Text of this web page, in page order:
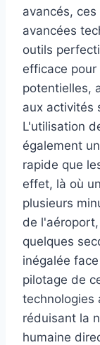
avancés,
avancées
outils
efficace
potentielles,
aux activités
L'utilisation
également
rapide que
effet, là où
plusieurs
de
quelques
inégalée
pilotage de
technologies
réduisant la
humaine